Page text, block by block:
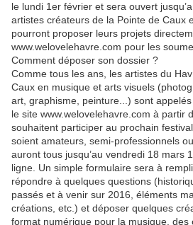
le lundi 1er février et sera ouvert
artistes créateurs de la Pointe de Caux
pourront proposer leurs projets
www.welovelehavre.com pour les
Comment déposer son dossier ?
Comme tous les ans, les artistes du
Caux en musique et arts visuels
art, graphisme, peinture...) sont
le site www.welovelehavre.com à partir
souhaitent participer au prochain
soient amateurs, semi-professionnels
auront tous jusqu’au vendredi 18 mars
ligne. Un simple formulaire sera à
répondre à quelques questions
passés et à venir sur 2016, éléments
créations, etc.) et déposer quelques
format numérique pour la musique, des